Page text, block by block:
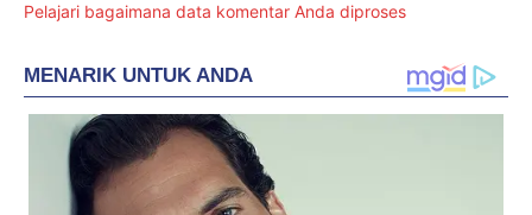
Pelajari bagaimana data komentar Anda diproses